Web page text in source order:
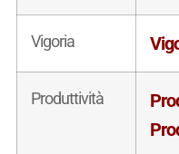
Vigoria
Produttività